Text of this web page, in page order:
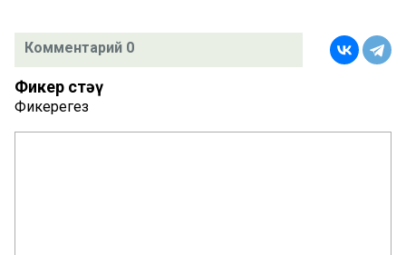
Комментарий 0
Фикер өстәү
Фикерегез